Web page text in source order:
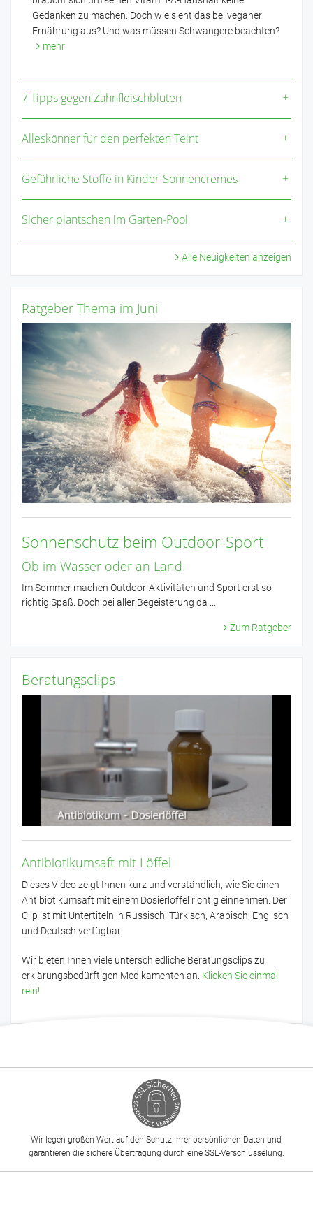
Gedanken zu machen. Doch wie sieht das bei veganer
Ernährung aus? Und was müssen Schwangere beachten?
mehr
7 Tipps gegen Zahnfleischbluten
Alleskönner für den perfekten Teint
Gefährliche Stoffe in Kinder-Sonnencremes
Sicher plantschen im Garten-Pool
Alle Neuigkeiten anzeigen
Ratgeber Thema im Juni
Sonnenschutz beim Outdoor-Sport
Ob im Wasser oder an Land
Im Sommer machen Outdoor-Aktivitäten und Sport erst so
richtig Spaß. Doch bei aller Begeisterung da ...
Zum Ratgeber
Beratungsclips
Antibiotikumsaft mit Löffel
Dieses Video zeigt Ihnen kurz und verständlich, wie Sie einen
Antibiotikumsaft mit einem Dosierlöffel richtig einnehmen. Der
Clip ist mit Untertiteln in Russisch, Türkisch, Arabisch, Englisch
und Deutsch verfügbar.
Wir bieten Ihnen viele unterschiedliche Beratungsclips zu
erklärungsbedürftigen Medikamenten an. Klicken Sie einmal
rein!
Wir legen großen Wert auf den Schutz Ihrer persönlichen Daten und
garantieren die sichere Übertragung durch eine SSL-Verschlüsselung.